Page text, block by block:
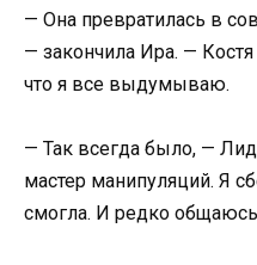
— Она превратилась в
— закончила Ира. —
что я все выдумываю.
— Так всегда было, —
мастер манипуляций. Я
смогла. И редко